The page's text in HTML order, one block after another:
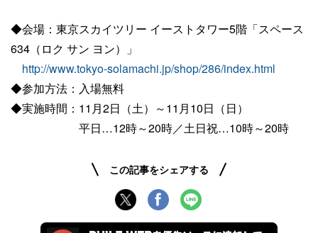
◆会場：東京スカイツリー イーストタワー5階「スペース
634（ロク サン ヨン）」
http://www.tokyo-solamachi.jp/shop/286/index.html
◆参加方法：入場無料
◆実施時間：11月2日（土）～11月10日（日）
平日…12時～20時／土日祝…10時～20時
この記事をシェアする